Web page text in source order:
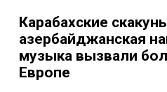
Карабахские
азербайджанская
музыка вызвали
Европе